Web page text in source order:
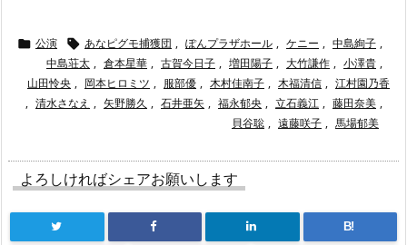
 公演  あなピグモ捕獲団 , ぽんプラザホール , ケニー , 中島絢子 ,
中島荘太 , 倉本星華 , 古賀今日子 , 増田陽子 , 大竹謙作 , 小澤貴 ,
山田怜央 , 岡本ヒロミツ , 服部優 , 木村佳南子 , 木福清信 , 江村園乃香
, 清水さなえ , 矢野勝久 , 石井亜矢 , 福永郁央 , 立石義江 , 藤田奈美 ,
貝谷聡 , 遠藤咲子 , 馬場郁美
よろしければシェアお願いします
B!